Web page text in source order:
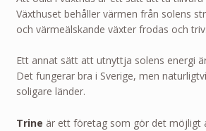
Växthuset behåller värmen från solens
och värmeälskande växter frodas och
Ett annat sätt att utnyttja solens energi
Det fungerar bra i Sverige, men
soligare länder.
Trine är ett företag som gör det möjligt